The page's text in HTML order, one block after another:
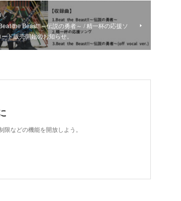
the Beast!!～伝説の勇者～ / 精一杯の応援ソ
ド販売開始のお知らせ。
などの機能を開放しよう。